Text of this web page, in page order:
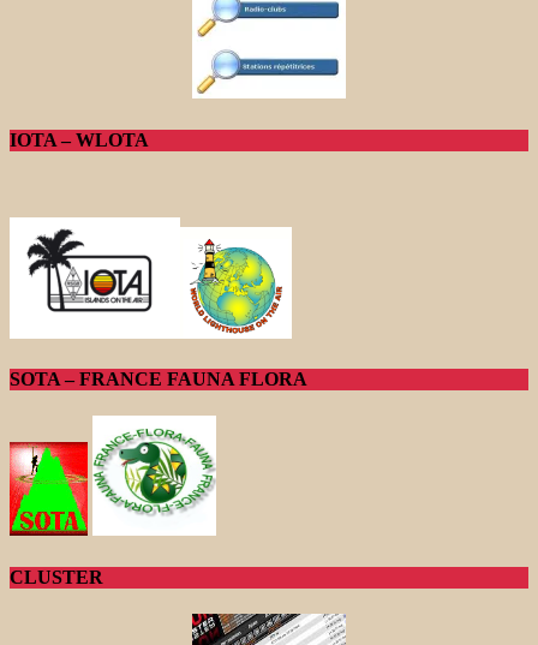
IOTA – WLOTA
SOTA – FRANCE FAUNA FLORA
CLUSTER